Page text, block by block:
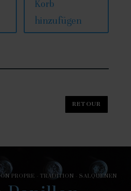
Korb
hinzufügen
PROPRE - TRADITION - SALQUENEN